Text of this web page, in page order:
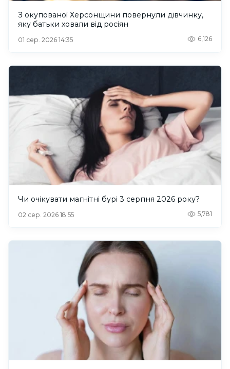
З окупованої Херсонщини повернули дівчинку,
яку батьки ховали від росіян
01 сер. 2026 14:35 6,126
Чи очікувати магнітні бурі 3 серпня 2026 року?
02 сер. 2026 18:55 5,781